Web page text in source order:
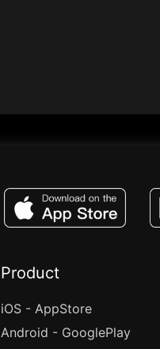
Product
iOS - AppStore
Android - GooglePlay